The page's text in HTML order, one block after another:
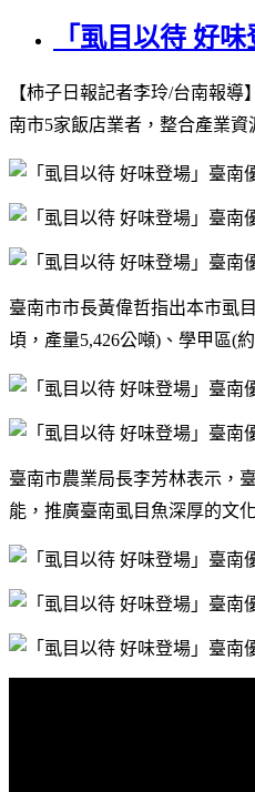
「虱目以待 好
【柿子日報記者李玲/台南報導】
南市5家飯店業者，整合產業
臺南市市長黃偉哲指出本市虱
頃，產量5,426公噸) 、學甲區(約
臺南市農業局長李芳林表示，
能，推廣臺南虱目魚深厚的文